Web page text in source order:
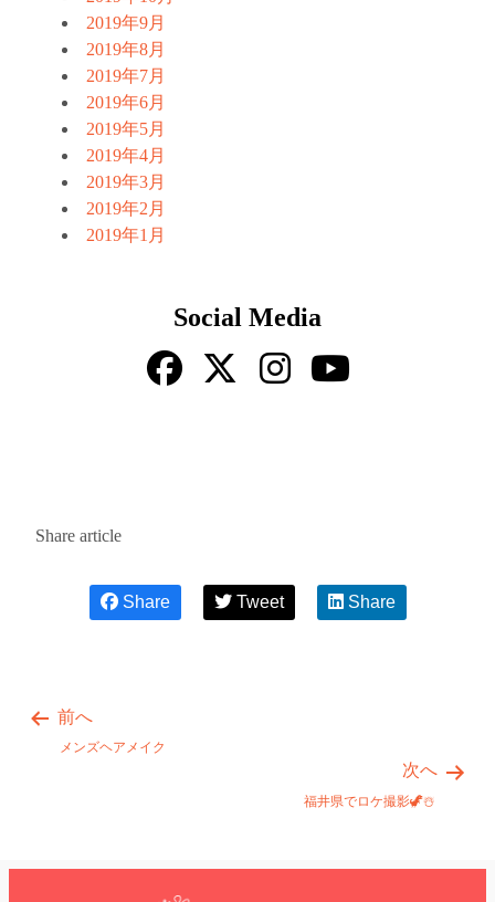
2019年9月
2019年8月
2019年7月
2019年6月
2019年5月
2019年4月
2019年3月
2019年2月
2019年1月
Social Media
Share article
Share Tweet Share
前へ
メンズヘアメイク
次へ
福井県でロケ撮影🦖☃️